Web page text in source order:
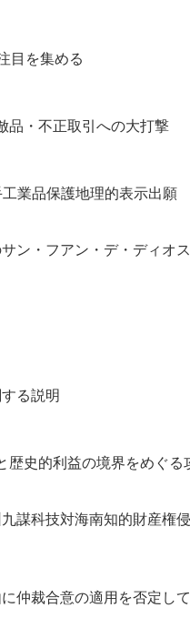
目を集める
品・不正取引への大打撃
業品保護地理的表示出願
ン・フアン・デ・ディオ
る説明
歴史的利益の境界をめぐる
謀科技対海南知的財産権
仲裁合意の適用を否定し